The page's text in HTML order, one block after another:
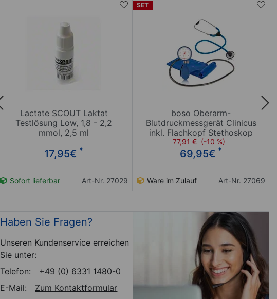
Lactate SCOUT Laktat
Testlösung Low, 1,8 - 2,2
mmol, 2,5 ml
17,95€ *
Sofort lieferbar Art-Nr. 27029
SET
boso Oberarm-
Blutdruckmessgerät Clinicus
inkl. Flachkopf Stethoskop
Plano
77,91 € (-10 %)
69,95€ *
Ware im Zulauf Art-Nr. 27069
Haben Sie Fragen?
Unseren Kundenservice erreichen
Sie unter:
Telefon:
+49 (0) 6331 1480-0
E-Mail:
Zum Kontaktformular